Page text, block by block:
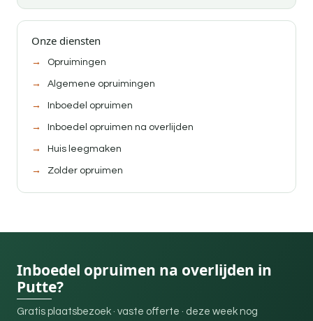
Onze diensten
Opruimingen
Algemene opruimingen
Inboedel opruimen
Inboedel opruimen na overlijden
Huis leegmaken
Zolder opruimen
Inboedel opruimen na overlijden in
Putte?
Gratis plaatsbezoek · vaste offerte · deze week nog